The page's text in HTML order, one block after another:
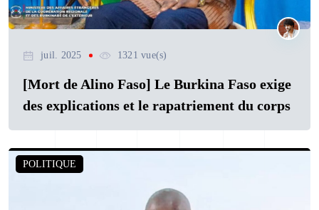
juil. 2025 1321 vue(s)
[Mort de Alino Faso] Le Burkina Faso exige
des explications et le rapatriement du corps
POLITIQUE